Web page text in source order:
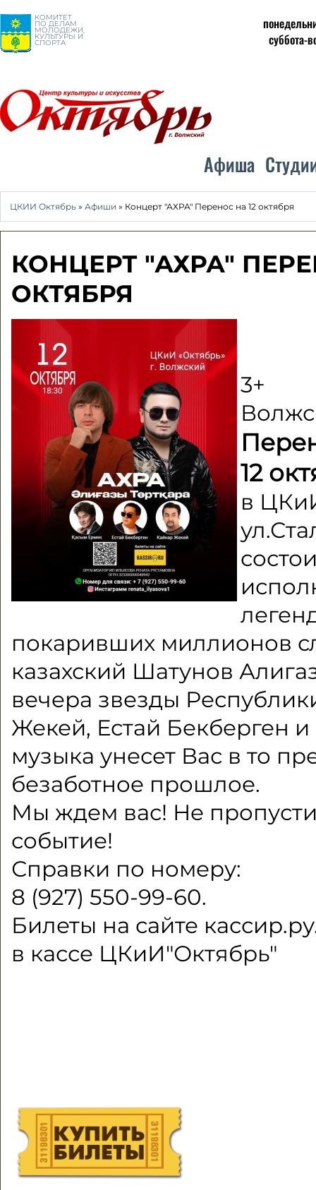
КОМИТЕТ
ПО ДЕЛАМ
МОЛОДЕЖИ,
КУЛЬТУРЫ И
СПОРТА
суббота-
Афиша
ЦКИИ Октябрь » Афиши » Концерт "АХРА" Перенос на 12 октября
КОНЦЕРТ "АХРА"
ОКТЯБРЯ
3+
12
в
покаривших миллионов
казахский Шатунов
вечера звезды
Жекей, Естай Бекберген
музыка унесет Вас в то
безаботное прошлое.
Мы ждем вас! Не
событие!
Справки по номеру:
8 (927) 550-99-60.
Билеты на сайте
в кассе ЦКиИ"Октябрь"